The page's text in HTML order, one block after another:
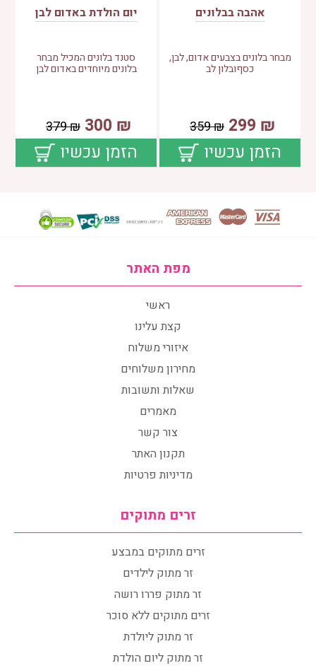
אהבה בבלונים
מבחר בלונים בצבעים אדום, לבן,
כסףובלון לב
₪
299
₪
359
הזמן עכשיו
יום הולדת באדום לבן
סטנד בלונים המכיל מבחר
בלונים מיוחדים באדום לבן
₪
300
₪
379
הזמן עכשיו
מפת האתר
ראשי
קצת עלינו
איזורי משלוח
מחירון משלוחים
שאלות ותשובות
מאמרים
צור קשר
תקנון האתר
מדיניות פרטיות
זרים מתוקים
זרים מתוקים במבצע
זר מתוק לילדים
זר מתוק פררו רושה
זרים מתוקים ללא סוכר
זר מתוק ליולדת
זר מתוק ליום הולדת